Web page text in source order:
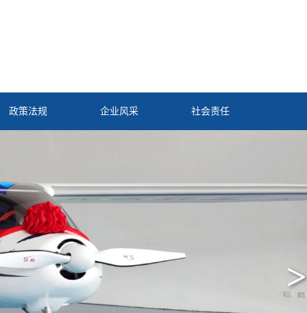
政策法规 企业风采 社会责任
>